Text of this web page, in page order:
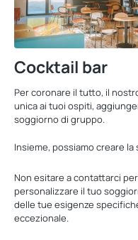
Cocktail bar
Per coronare il tutto, il
unica ai tuoi ospiti,
soggiorno di gruppo.
Insieme, possiamo creare
Non esitare a contattarci
personalizzare il tuo
delle tue esigenze
eccezionale.